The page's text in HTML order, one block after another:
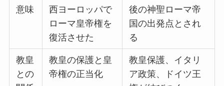
意味
西ヨーロッパで
ローマ皇帝権を
復活させた
後の神聖ローマ帝
国の出発点とされ
る
教皇
との
教皇の保護と皇
帝権の正当化
教皇保護、イタリ
ア政策、ドイツ王